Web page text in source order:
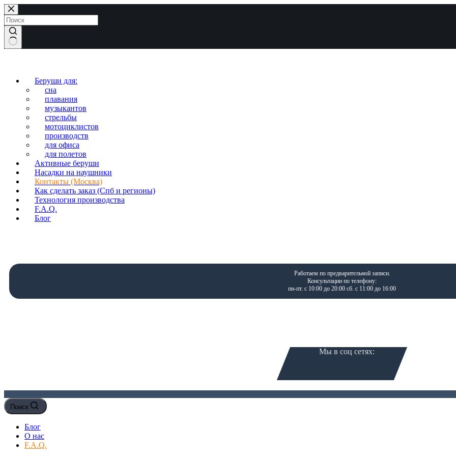
Перейти
к
сути
Беруши для:
сна
плавания
музыкантов
стрельбы
мотоциклистов
производств
для офиса
для полетов
Активные беруши
Насадки на наушники
Контакты (Москва)
Как сделать заказ (Спб и регионы)
Технология производства
F.A.Q.
Блог
Работаем по предварительной записи.
Консультации по телефону:
пн-пт. с 10:00 до 20:00 сб. с 11:00 до 16:00
Мы в соц сетях:
Поиск
Блог
О нас
F.A.Q.